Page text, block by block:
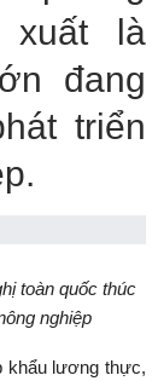
xuất là
đang
triển
toàn quốc thúc
nghiệp
khẩu lương thực,